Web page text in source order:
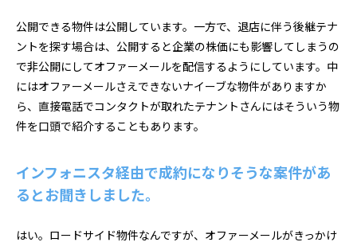
公開できる物件は公開しています。一方で、退店に伴う後継テナ
ントを探す場合は、公開すると企業の株価にも影響してしまうの
で非公開にしてオファーメールを配信するようにしています。中
にはオファーメールさえできないナイーブな物件がありますか
ら、直接電話でコンタクトが取れたテナントさんにはそういう物
件を口頭で紹介することもあります。
インフォニスタ経由で成約になりそうな案件があ
るとお聞きしました。
はい。ロードサイド物件なんですが、オファーメールがきっかけ